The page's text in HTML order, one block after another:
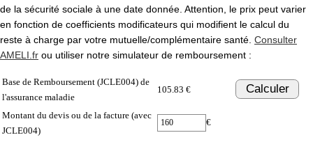
de la sécurité sociale à une date donnée. Attention, le prix peut varier
en fonction de coefficients modificateurs qui modifient le calcul du
reste à charge par votre mutuelle/complémentaire santé. Consulter
AMELI.fr ou utiliser notre simulateur de remboursement :
Base de Remboursement (JCLE004) de
l'assurance maladie
105.83 € Calculer
Montant du devis ou de la facture (avec
JCLE004)
€